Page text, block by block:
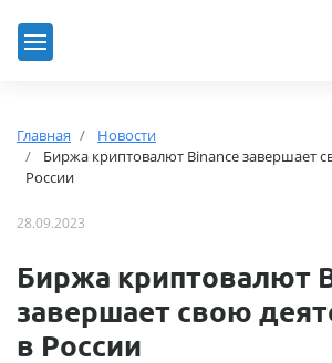
Главная
Новости
Биржа криптовалют Binance завершает
России
28.09.2023
Биржа криптовалют
завершает свою
в России